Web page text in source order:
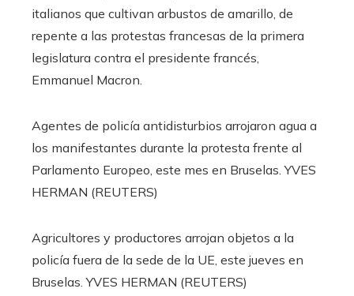
italianos que cultivan arbustos de amarillo, de
repente a las protestas francesas de la primera
legislatura contra el presidente francés,
Emmanuel Macron.
Agentes de policía antidisturbios arrojaron agua a
los manifestantes durante la protesta frente al
Parlamento Europeo, este mes en Bruselas.YVES
HERMAN (REUTERS)
Agricultores y productores arrojan objetos a la
policía fuera de la sede de la UE, este jueves en
Bruselas.YVES HERMAN (REUTERS)